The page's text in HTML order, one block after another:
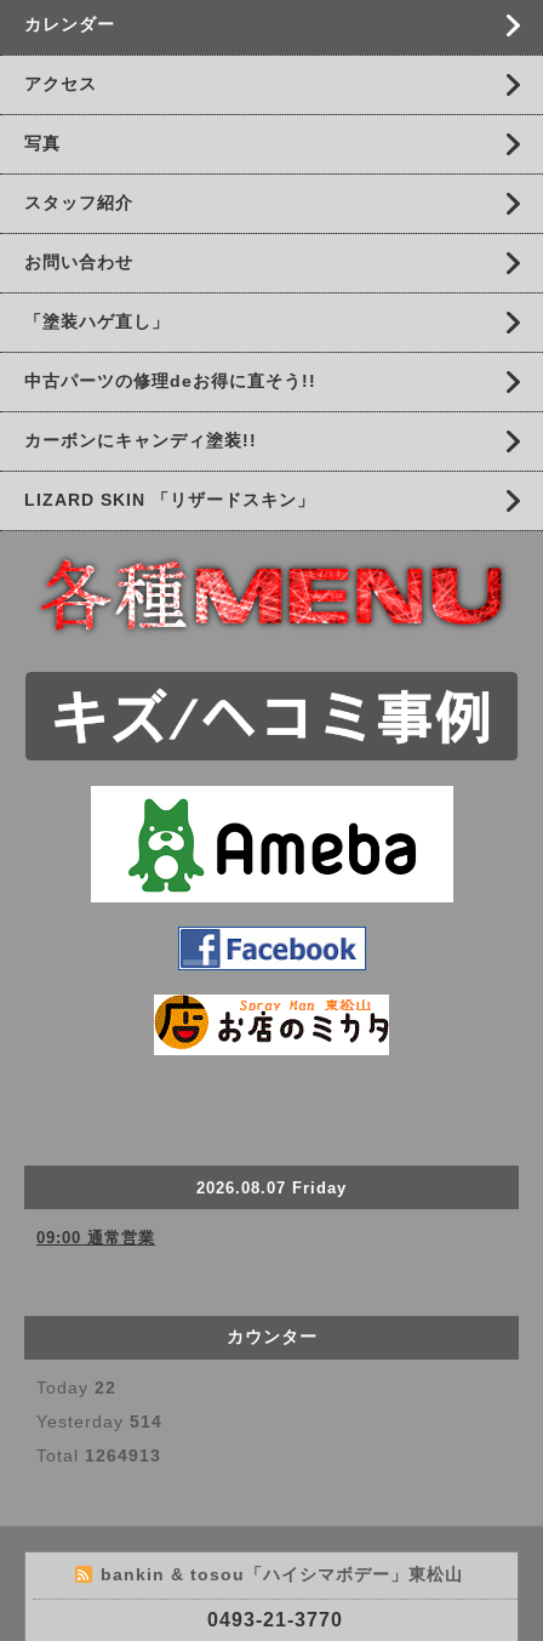
カレンダー
アクセス
写真
スタッフ紹介
お問い合わせ
「塗装ハゲ直し」
中古パーツの修理deお得に直そう!!
カーボンにキャンディ塗装!!
LIZARD SKIN 「リザードスキン」
2026.08.07 Friday
09:00 通常営業
カウンター
Today 22
Yesterday 514
Total 1264913
bankin & tosou「ハイシマボデー」東松山
0493-21-3770